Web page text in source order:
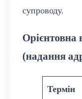
супроводу.
Орієнтовна
(надання
Термін